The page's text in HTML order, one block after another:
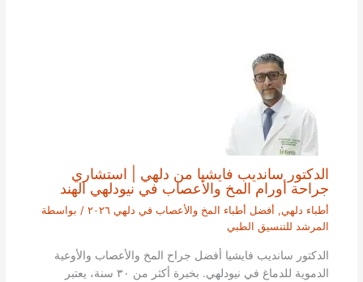
الدكتور سانديب فايشيا من دلهي | استشاري
جراحة أورام المخ والأعصاب في نيودلهي الهند
أطباء دلهي, أفضل أطباء المخ والأعصاب في دلهي ٢٠٢٦
/ بواسطة
المرشد للتنسيق الطبي
الدكتور سانديب فايشيا أفضل جراح المخ والأعصاب والأوعية
الدموية للدماغ في نيودلهي. بخبرة أكثر من ٣٠ سنة، يعتبر